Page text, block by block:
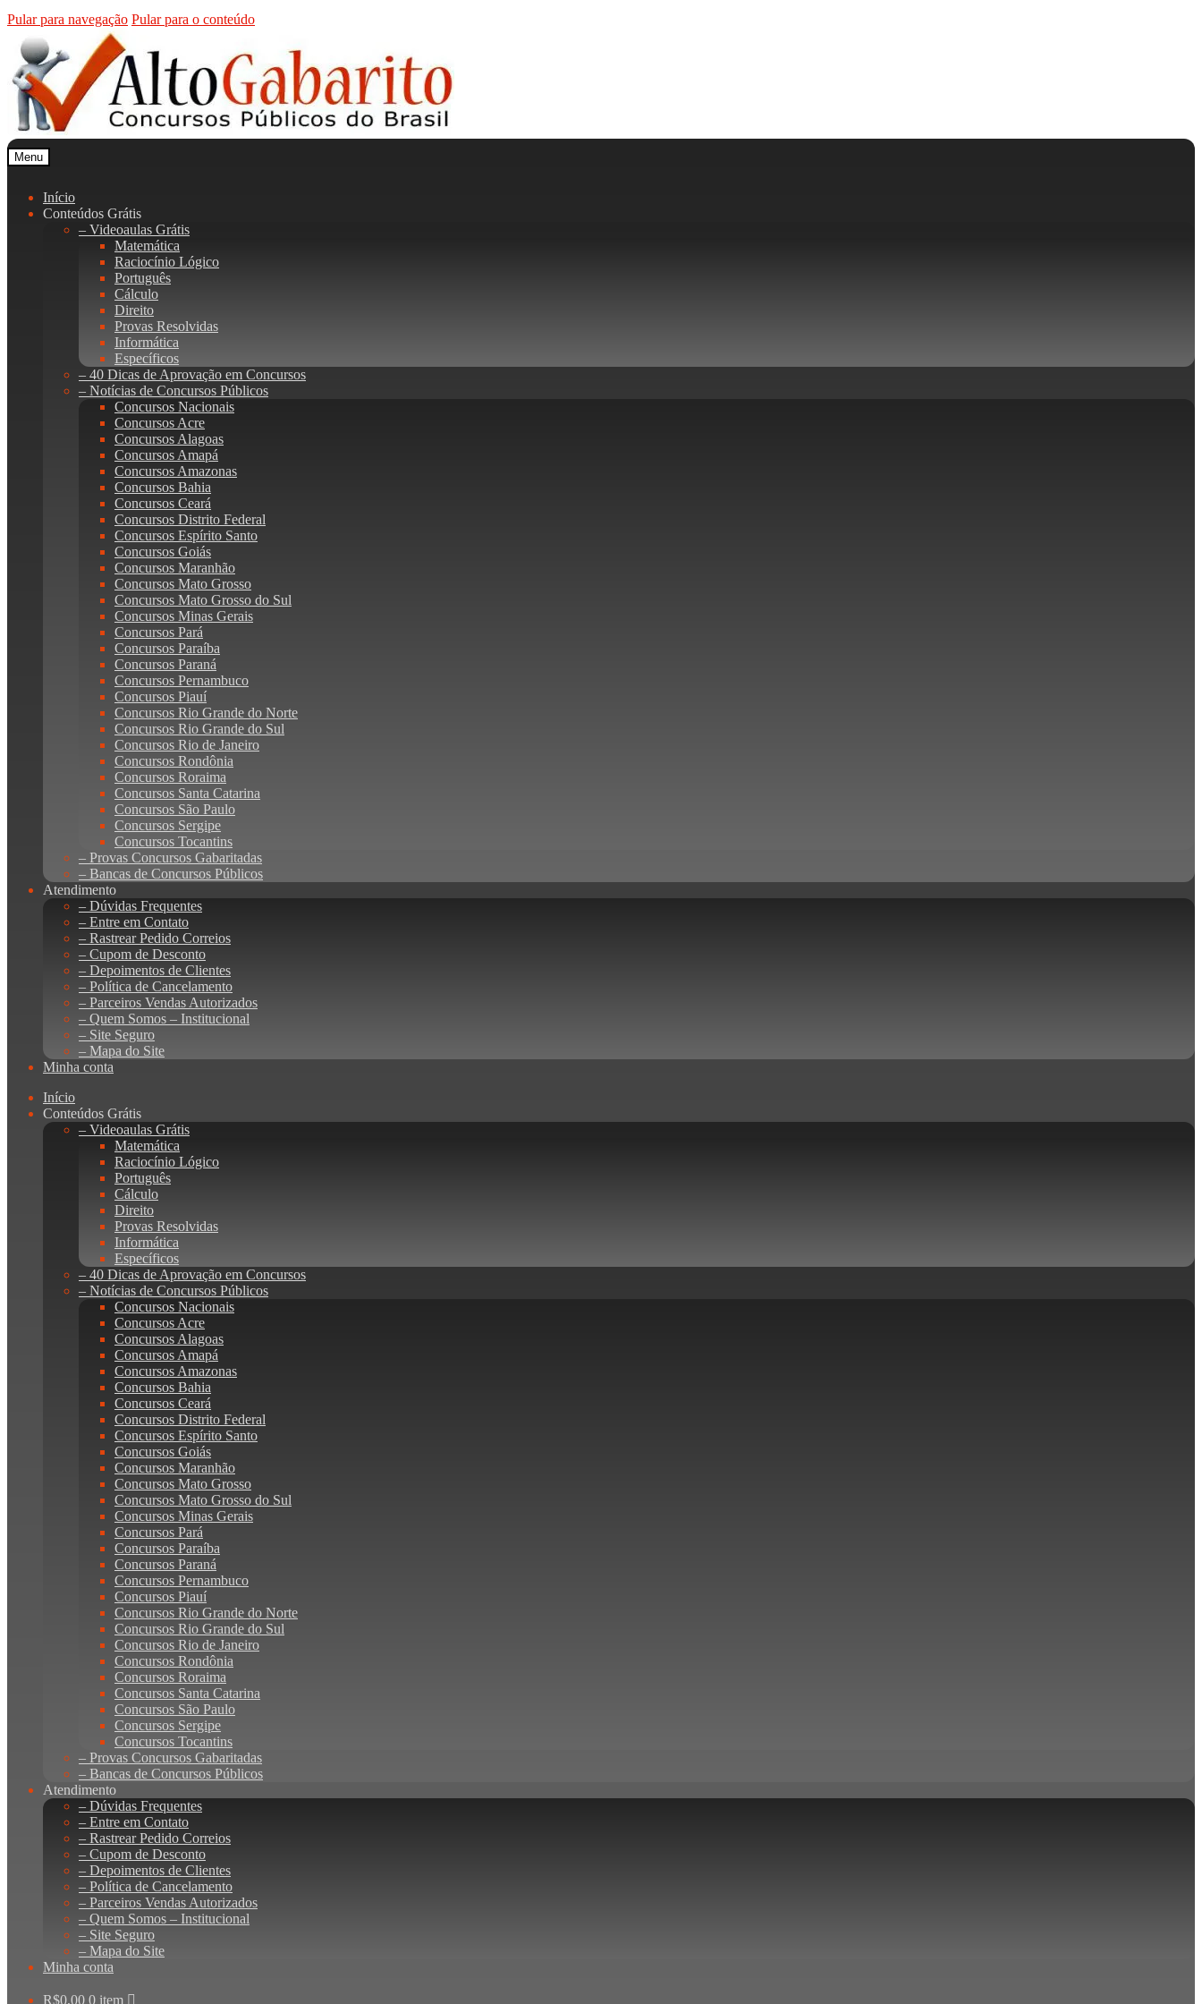
Pular para navegação Pular para o conteúdo
Menu
Início
Conteúdos Grátis
– Videoaulas Grátis
Matemática
Raciocínio Lógico
Português
Cálculo
Direito
Provas Resolvidas
Informática
Específicos
– 40 Dicas de Aprovação em Concursos
– Notícias de Concursos Públicos
Concursos Nacionais
Concursos Acre
Concursos Alagoas
Concursos Amapá
Concursos Amazonas
Concursos Bahia
Concursos Ceará
Concursos Distrito Federal
Concursos Espírito Santo
Concursos Goiás
Concursos Maranhão
Concursos Mato Grosso
Concursos Mato Grosso do Sul
Concursos Minas Gerais
Concursos Pará
Concursos Paraíba
Concursos Paraná
Concursos Pernambuco
Concursos Piauí
Concursos Rio Grande do Norte
Concursos Rio Grande do Sul
Concursos Rio de Janeiro
Concursos Rondônia
Concursos Roraima
Concursos Santa Catarina
Concursos São Paulo
Concursos Sergipe
Concursos Tocantins
– Provas Concursos Gabaritadas
– Bancas de Concursos Públicos
Atendimento
– Dúvidas Frequentes
– Entre em Contato
– Rastrear Pedido Correios
– Cupom de Desconto
– Depoimentos de Clientes
– Política de Cancelamento
– Parceiros Vendas Autorizados
– Quem Somos – Institucional
– Site Seguro
– Mapa do Site
Minha conta
Início
Conteúdos Grátis
– Videoaulas Grátis
Matemática
Raciocínio Lógico
Português
Cálculo
Direito
Provas Resolvidas
Informática
Específicos
– 40 Dicas de Aprovação em Concursos
– Notícias de Concursos Públicos
Concursos Nacionais
Concursos Acre
Concursos Alagoas
Concursos Amapá
Concursos Amazonas
Concursos Bahia
Concursos Ceará
Concursos Distrito Federal
Concursos Espírito Santo
Concursos Goiás
Concursos Maranhão
Concursos Mato Grosso
Concursos Mato Grosso do Sul
Concursos Minas Gerais
Concursos Pará
Concursos Paraíba
Concursos Paraná
Concursos Pernambuco
Concursos Piauí
Concursos Rio Grande do Norte
Concursos Rio Grande do Sul
Concursos Rio de Janeiro
Concursos Rondônia
Concursos Roraima
Concursos Santa Catarina
Concursos São Paulo
Concursos Sergipe
Concursos Tocantins
– Provas Concursos Gabaritadas
– Bancas de Concursos Públicos
Atendimento
– Dúvidas Frequentes
– Entre em Contato
– Rastrear Pedido Correios
– Cupom de Desconto
– Depoimentos de Clientes
– Política de Cancelamento
– Parceiros Vendas Autorizados
– Quem Somos – Institucional
– Site Seguro
– Mapa do Site
Minha conta
R$0,00 0 item